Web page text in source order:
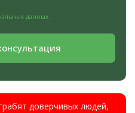
данных.
доверчивых людей,